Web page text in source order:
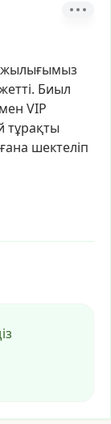
Биыл
VIP
тұрақты
ғана шектеліп